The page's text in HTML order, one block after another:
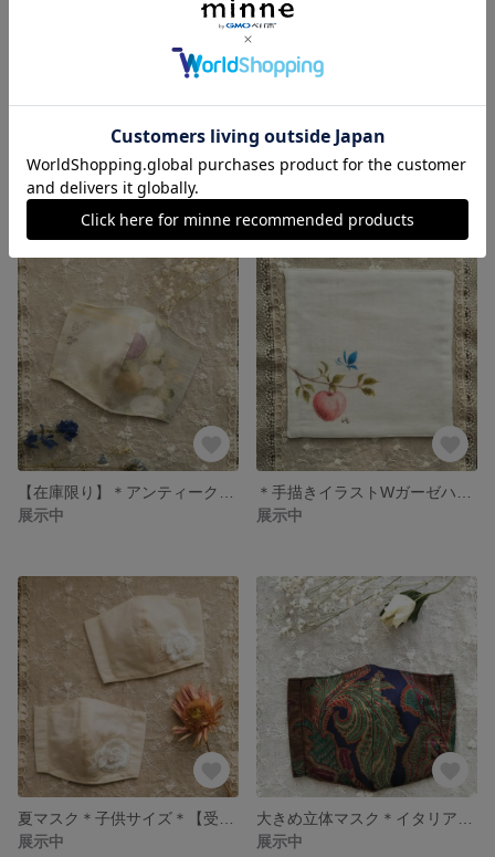
夏マスク『ナチュラルコットン立体マスク』【受注製作】
展示中
お花の巾着＊紫陽花(アジサイ)＊
展示中
展示中
展示中
展示中